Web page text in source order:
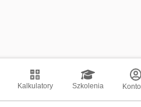
Kalkulatory Szkolenia Konto